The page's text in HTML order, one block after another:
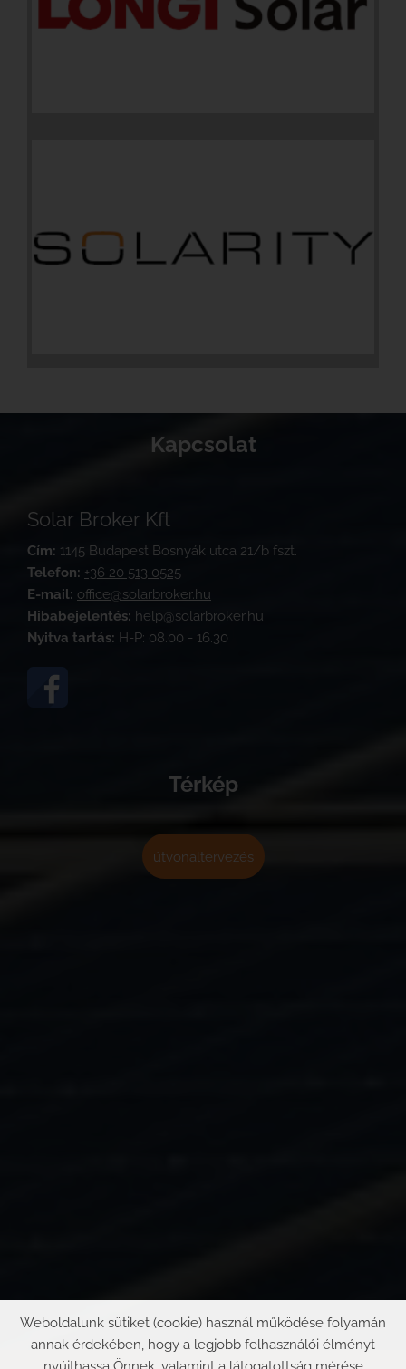
Kapcsolat
Solar Broker Kft
Cím: 1145 Budapest Bosnyák utca 21/b fszt.
Telefon: +36 20 513 0525
E-mail: office@solarbroker.hu
Hibabejelentés: help@solarbroker.hu
Nyitva tartás: H-P: 08.00 - 16.30
Térkép
útvonaltervezés
Weboldalunk sütiket (cookie) használ működése folyamán
annak érdekében, hogy a legjobb felhasználói élményt